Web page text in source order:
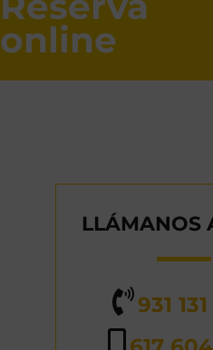
online
LLÁMANOS
931